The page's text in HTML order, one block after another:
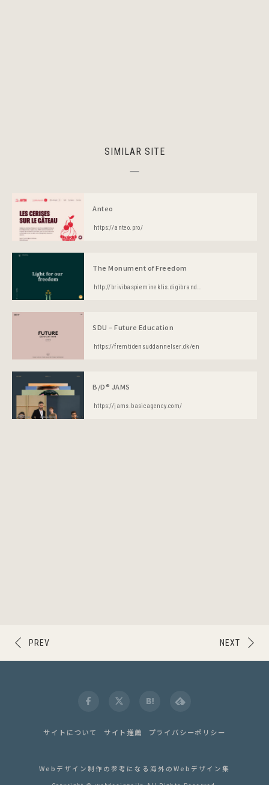
SIMILAR SITE
Anteo
https://anteo.pro/
The Monument of Freedom
http://brivibaspiemineklis.digibrand.lv/
SDU – Future Education
https://fremtidensuddannelser.dk/en
B/D® JAMS
https://jams.basicagency.com/
NEXT
PREV
サイトについて サイト推薦 プライバシーポリシー
Webデザイン制作の参考になる海外のWebデザイン集